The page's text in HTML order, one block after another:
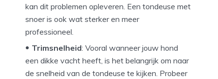
kan dit problemen opleveren. Een tondeuse met
snoer is ook wat sterker en meer
professioneel.
Trimsnelheid: Vooral wanneer jouw hond
een dikke vacht heeft, is het belangrijk om naar
de snelheid van de tondeuse te kijken. Probeer